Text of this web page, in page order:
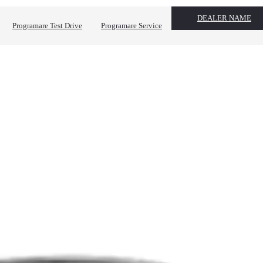
Programare Test Drive Programare Service
DEALER NAME